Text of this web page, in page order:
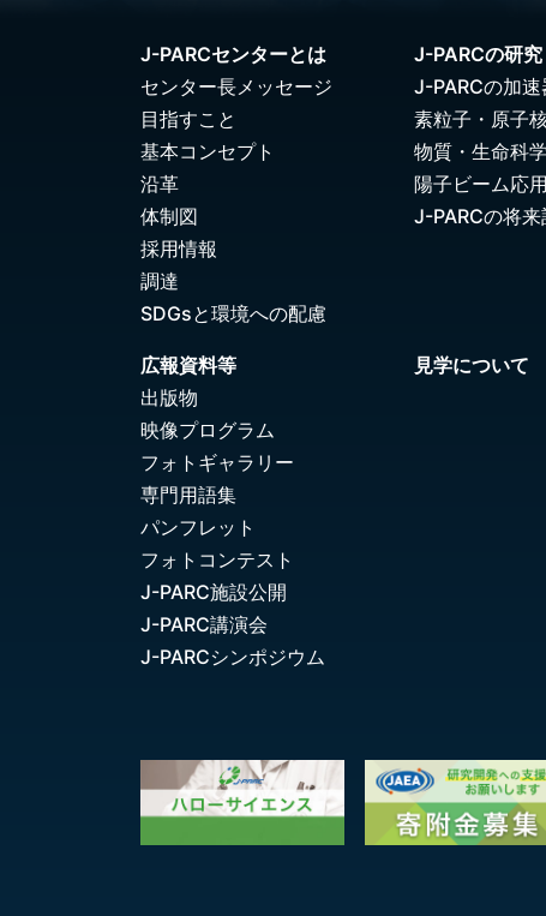
J-PARCセンターとは
センター長メッセージ
目指すこと
基本コンセプト
沿革
体制図
採用情報
調達
SDGsと環境への配慮
J-PARCの研究
J-PARCの加速
素粒子・原子
物質・生命科
陽子ビーム応
J-PARCの将来
広報資料等
出版物
映像プログラム
フォトギャラリー
専門用語集
パンフレット
フォトコンテスト
J-PARC施設公開
J-PARC講演会
J-PARCシンポジウム
見学について